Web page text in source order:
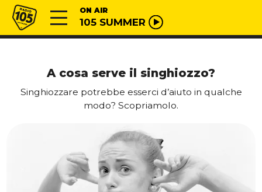
Vai al contenuto
Radio 105 ON AIR
105 SUMMER
A cosa serve il singhiozzo?
Singhiozzare potrebbe esserci d’aiuto in qualche
modo? Scopriamolo.